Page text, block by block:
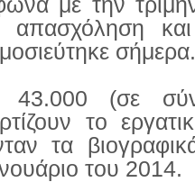
με την
απασχόληση
σήμερα.
43.000 (σε
το
τα
του 2014.